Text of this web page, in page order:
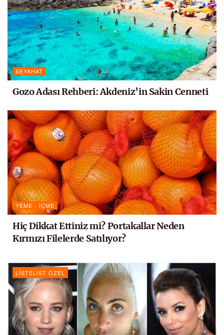
SEYAHAT
Gozo Adası Rehberi: Akdeniz’in Sakin Cenneti
YEME - İÇME
Hiç Dikkat Ettiniz mi? Portakallar Neden
Kırmızı Filelerde Satılıyor?
LISTELIST ÖZEL